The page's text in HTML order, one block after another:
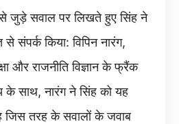
से जुड़े सवाल पर लिखते हुए सिंह ने
संपर्क किया: विपिन नारंग,
और राजनीति विज्ञान के फ्रैंक
साथ, नारंग ने सिंह को यह
जिस तरह के सवालों के जवाब